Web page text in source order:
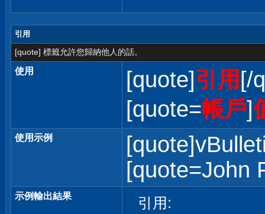
引用
[quote] 標籤允許您歸納他人的話。
使用 [quote] 引用 [/
[quote=帳戶]
使用示例
[quote=John
示例輸出結果 引用: